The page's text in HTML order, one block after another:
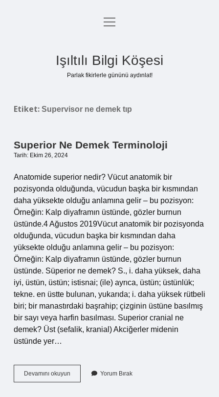
Anasayfa
Yasal Uyarı
menüyü
Işıltılı Bilgi Köşesi
Parlak fikirlerle gününü aydınlat!
Etiket: Supervisor ne demek tıp
Superior Ne Demek Terminoloji
Tarih: Ekim 26, 2024
Anatomide superior nedir? Vücut anatomik bir
pozisyonda olduğunda, vücudun başka bir kısmından
daha yüksekte olduğu anlamına gelir – bu pozisyon:
Örneğin: Kalp diyaframın üstünde, gözler burnun
üstünde.4 Ağustos 2019Vücut anatomik bir pozisyonda
olduğunda, vücudun başka bir kısmından daha
yüksekte olduğu anlamına gelir – bu pozisyon:
Örneğin: Kalp diyaframın üstünde, gözler burnun
üstünde. Süperior ne demek? S., i. daha yüksek, daha
iyi, üstün, üstün; istisnai; (ile) ayrıca, üstün; üstünlük;
tekne. en üstte bulunan, yukarıda; i. daha yüksek rütbeli
biri; bir manastırdaki başrahip; çizginin üstüne basılmış
bir sayı veya harfin basılması. Superior cranial ne
demek? Üst (sefalik, kranial) Akciğerler midenin
üstünde yer…
Devamını okuyun Superior
Ne
Yorum Bırak